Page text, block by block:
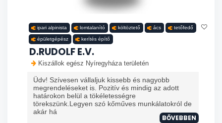
ipari alpinista lomtalanító költöztető ács tetőfedő
épületgépész kerítés építő
D.RUDOLF E.V.
Kiszállok egész Nyíregyháza területén
Üdv! Szívesen vállaljuk kissebb és nagyobb
megrendeléseket is. Pozitív és mindig az adott
határokon belül a tökéletességre
törekszünk.Legyen szó kőműves munkálatokról de
akár há
BŐVEBBEN